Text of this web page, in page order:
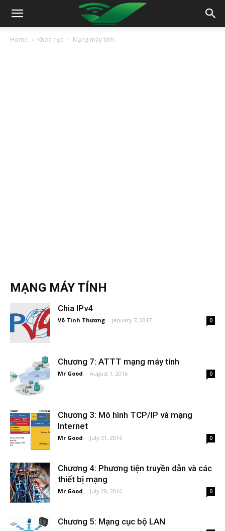
Home Khóa học Mạng máy tính
MẠNG MÁY TÍNH
Chia IPv4
Võ Tình Thương - January 7, 2017 0
Chương 7: ATTT mạng máy tính
Mr Good - August 1, 2016 0
Chương 3: Mô hình TCP/IP và mạng
Internet
Mr Good - July 31, 2016 0
Chương 4: Phương tiện truyền dẫn và các
thiết bị mạng
Mr Good - July 29, 2016 0
Chương 5: Mạng cục bộ LAN